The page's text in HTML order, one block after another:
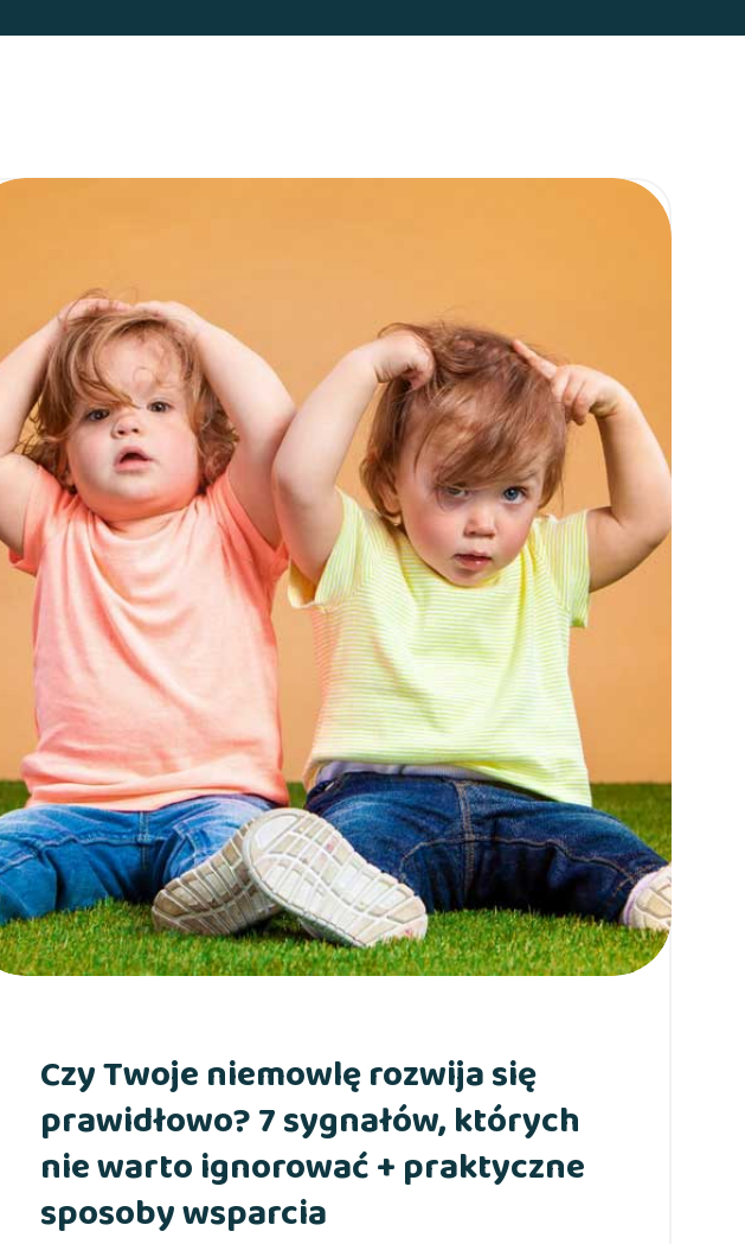
Czy Twoje niemowlę rozwija się
prawidłowo? 7 sygnałów, których
nie warto ignorować + praktyczne
sposoby wsparcia